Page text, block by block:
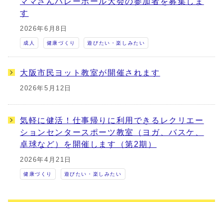
す
2026年6月8日
成人 健康づくり 遊びたい・楽しみたい
大阪市民ヨット教室が開催されます
2026年5月12日
気軽に健活！仕事帰りに利用できるレクリエー
ションセンタースポーツ教室（ヨガ、バスケ、
卓球など）を開催します（第2期）
2026年4月21日
健康づくり 遊びたい・楽しみたい